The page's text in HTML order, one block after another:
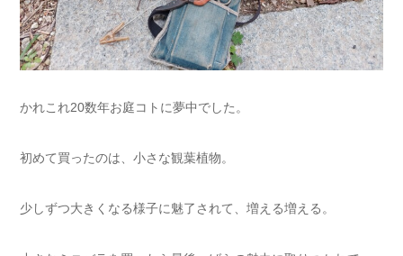
かれこれ20数年お庭コトに夢中でした。
初めて買ったのは、小さな観葉植物。
少しずつ大きくなる様子に魅了されて、増える増える。